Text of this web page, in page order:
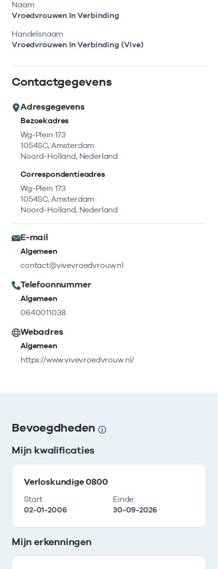
Zoeken in AGB-register
zorgaanbieder of onderneming.
Kortdurende zorg
Langdurige zorg
Gemeentezorgspiegel
Op zoek naar een rapport?
Bekijk de openbare rapporten per thema of
log in voor de besloten rapporten op
Zorgprisma.nl.
Naar openbare rapporten
Retourcodezoeker
Bekijk het aanbod
Naar hulp
Naam
Vroedvrouwen In Verbinding
Handelsnaam
Vroedvrouwen In Verbinding (Vive)
Contactgegevens
Adresgegevens
Bezoekadres
Wg-Plein 173
1054SC, Amsterdam
Noord-Holland, Nederland
Correspondentieadres
Wg-Plein 173
1054SC, Amsterdam
Noord-Holland, Nederland
E-mail
Algemeen
contact@vivevroedvrouw.nl
Telefoonnummer
Algemeen
0640011038
Webadres
Algemeen
https://www.vivevroedvrouw.nl/
Bevoegdheden
Mijn kwalificaties
Verloskundige 0800
Start
02-01-2006
Einde
30-09-2026
Mijn erkenningen